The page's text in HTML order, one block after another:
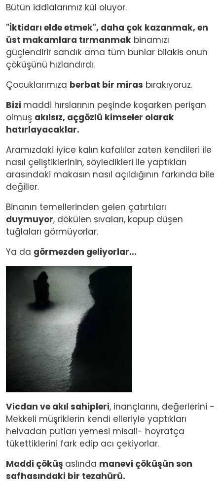
Bütün iddialarımız kül oluyor.
"İktidarı elde etmek", daha çok kazanmak, en
üst makamlara tırmanmak binamızı
güçlendirir sandık ama tüm bunlar bilakis onun
çöküşünü hızlandırdı.
Çocuklarımıza berbat bir miras bırakıyoruz.
Bizi maddi hırslarının peşinde koşarken perişan
olmuş akılsız, açgözlü kimseler olarak
hatırlayacaklar.
Aramızdaki iyice kalın kafalılar zaten kendileri ile
nasıl çeliştiklerinin, söyledikleri ile yaptıkları
arasındaki makasın nasıl açıldığının farkında bile
değiller.
Binanın temellerinden gelen çatırtıları
duymuyor, dökülen sıvaları, kopup düşen
tuğlaları görmüyorlar.
Ya da görmezden geliyorlar...
Vicdan ve akıl sahipleri, inançlarını, değerlerini -
Mekkeli müşriklerin kendi elleriyle yaptıkları
helvadan putları yemesi misali- hoyratça
tükettiklerini fark edip acı çekiyorlar.
Maddi çöküş aslında manevi çöküşün son
safhasındaki bir tezahürü.